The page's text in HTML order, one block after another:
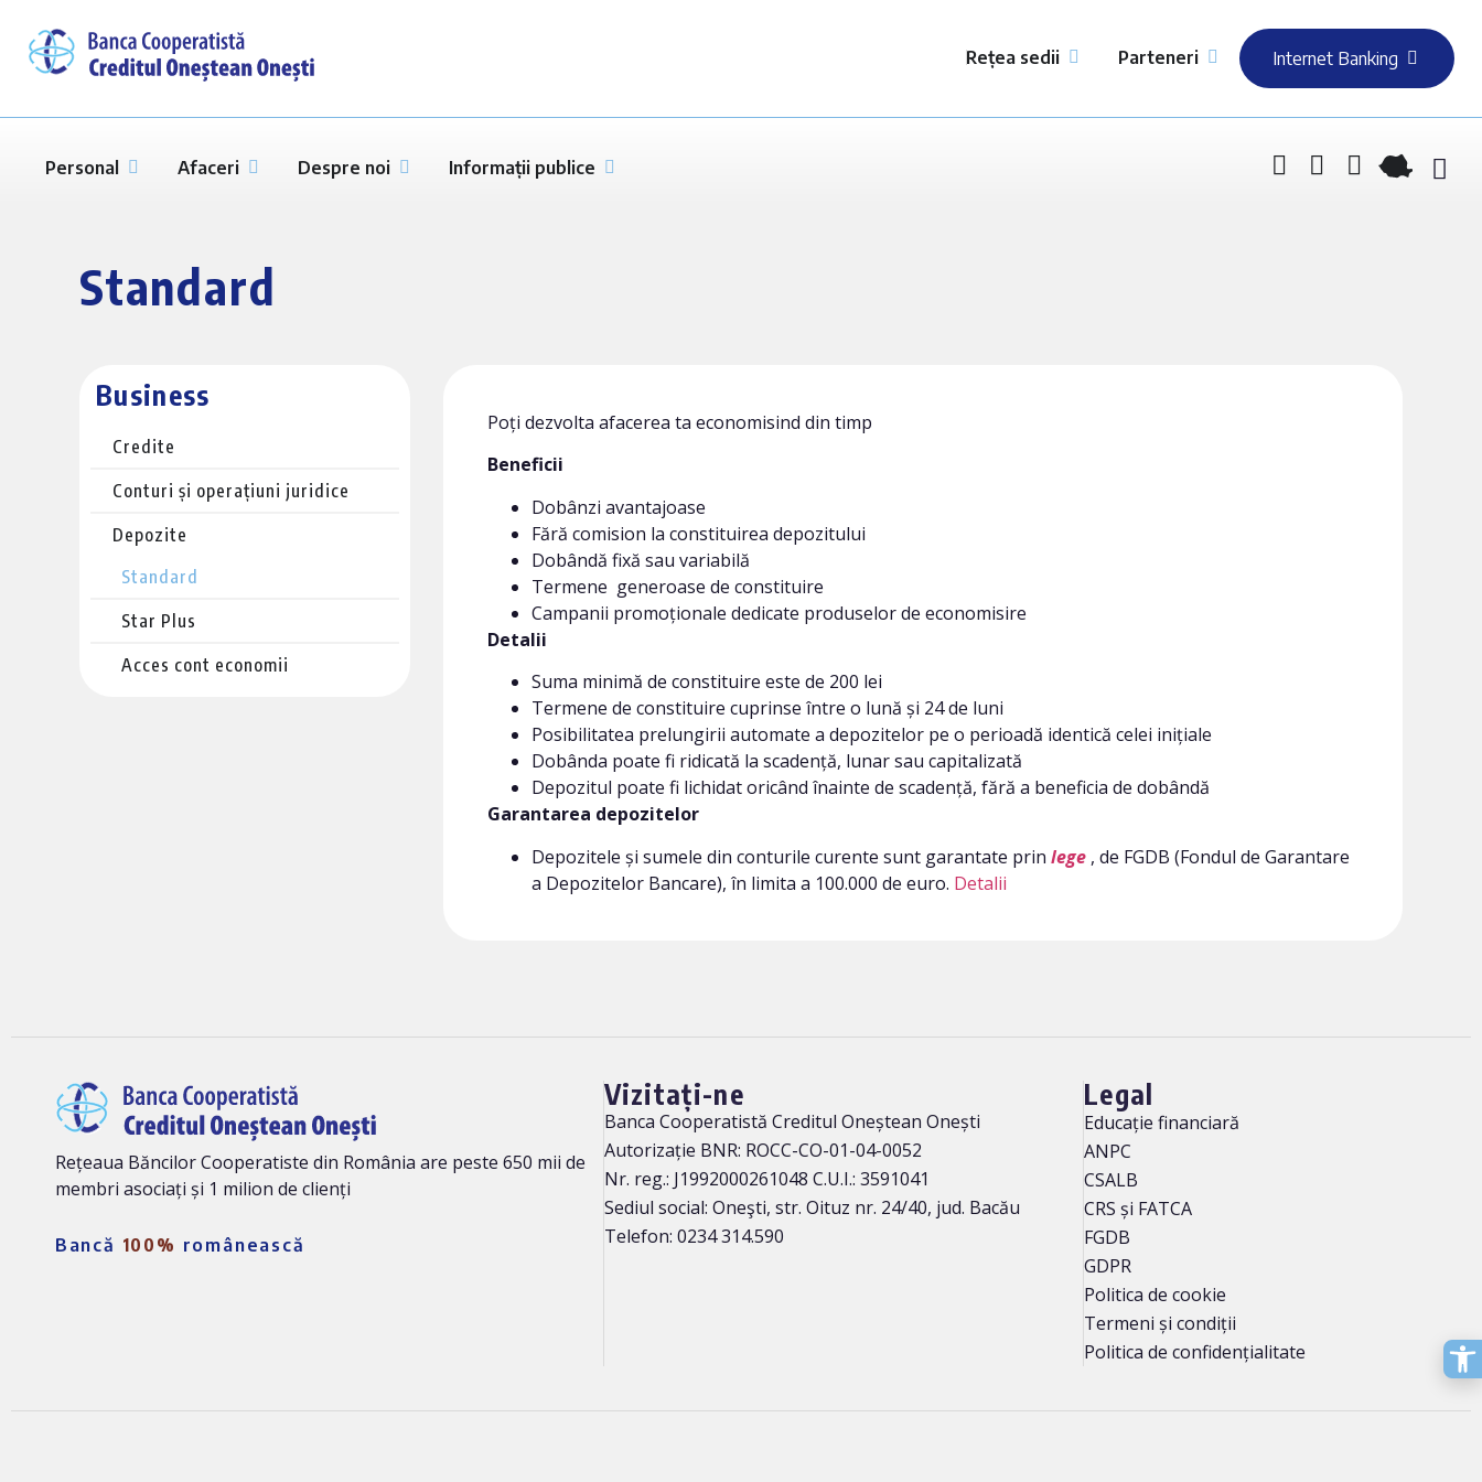
Rețea sedii Parteneri Internet Banking
Personal Afaceri Despre noi Informații publice
Standard
Business
Credite
Conturi și operațiuni juridice
Depozite
Standard
Star Plus
Acces cont economii
Poți dezvolta afacerea ta economisind din timp
Beneficii
Dobânzi avantajoase
Fără comision la constituirea depozitului
Dobândă fixă sau variabilă
Termene generoase de constituire
Campanii promoționale dedicate produselor de economisire
Detalii
Suma minimă de constituire este de 200 lei
Termene de constituire cuprinse între o lună și 24 de luni
Posibilitatea prelungirii automate a depozitelor pe o perioadă identică celei inițiale
Dobânda poate fi ridicată la scadență, lunar sau capitalizată
Depozitul poate fi lichidat oricând înainte de scadență, fără a beneficia de dobândă
Garantarea depozitelor
Depozitele și sumele din conturile curente sunt garantate prin lege , de FGDB (Fondul de Garantare
a Depozitelor Bancare), în limita a 100.000 de euro. Detalii
Rețeaua Băncilor Cooperatiste din România are peste 650 mii de
membri asociați și 1 milion de clienți
Bancă 100% românească
Vizitați-ne
Banca Cooperatistă Creditul Oneștean Onești
Autorizație BNR: ROCC-CO-01-04-0052
Nr. reg.: J1992000261048 C.U.I.: 3591041
Sediul social: Oneşti, str. Oituz nr. 24/40, jud. Bacău
Telefon: 0234 314.590
Legal
Educație financiară
ANPC
CSALB
CRS și FATCA
FGDB
GDPR
Politica de cookie
Termeni și condiții
Politica de confidențialitate